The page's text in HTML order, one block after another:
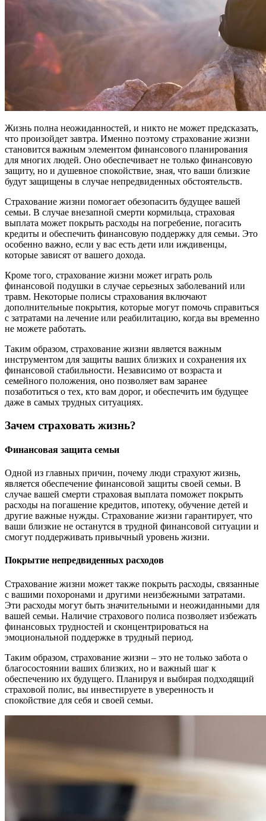
Жизнь полна неожиданностей, и никто не может предсказать,
что произойдет завтра. Именно поэтому страхование жизни
становится важным элементом финансового планирования
для многих людей. Оно обеспечивает не только финансовую
защиту, но и душевное спокойствие, зная, что ваши близкие
будут защищены в случае непредвиденных обстоятельств.
Страхование жизни помогает обезопасить будущее вашей
семьи. В случае внезапной смерти кормильца, страховая
выплата может покрыть расходы на погребение, погасить
кредиты и обеспечить финансовую поддержку для семьи. Это
особенно важно, если у вас есть дети или иждивенцы,
которые зависят от вашего дохода.
Кроме того, страхование жизни может играть роль
финансовой подушки в случае серьезных заболеваний или
травм. Некоторые полисы страхования включают
дополнительные покрытия, которые могут помочь справиться
с затратами на лечение или реабилитацию, когда вы временно
не можете работать.
Таким образом, страхование жизни является важным
инструментом для защиты ваших близких и сохранения их
финансовой стабильности. Независимо от возраста и
семейного положения, оно позволяет вам заранее
позаботиться о тех, кто вам дорог, и обеспечить им будущее
даже в самых трудных ситуациях.
Зачем страховать жизнь?
Финансовая защита семьи
Одной из главных причин, почему люди страхуют жизнь,
является обеспечение финансовой защиты своей семьи. В
случае вашей смерти страховая выплата поможет покрыть
расходы на погашение кредитов, ипотеку, обучение детей и
другие важные нужды. Страхование жизни гарантирует, что
ваши близкие не останутся в трудной финансовой ситуации и
смогут поддерживать привычный уровень жизни.
Покрытие непредвиденных расходов
Страхование жизни может также покрыть расходы, связанные
с вашими похоронами и другими неизбежными затратами.
Эти расходы могут быть значительными и неожиданными для
вашей семьи. Наличие страхового полиса позволяет избежать
финансовых трудностей и сконцентрироваться на
эмоциональной поддержке в трудный период.
Таким образом, страхование жизни – это не только забота о
благосостоянии ваших близких, но и важный шаг к
обеспечению их будущего. Планируя и выбирая подходящий
страховой полис, вы инвестируете в уверенность и
спокойствие для себя и своей семьи.